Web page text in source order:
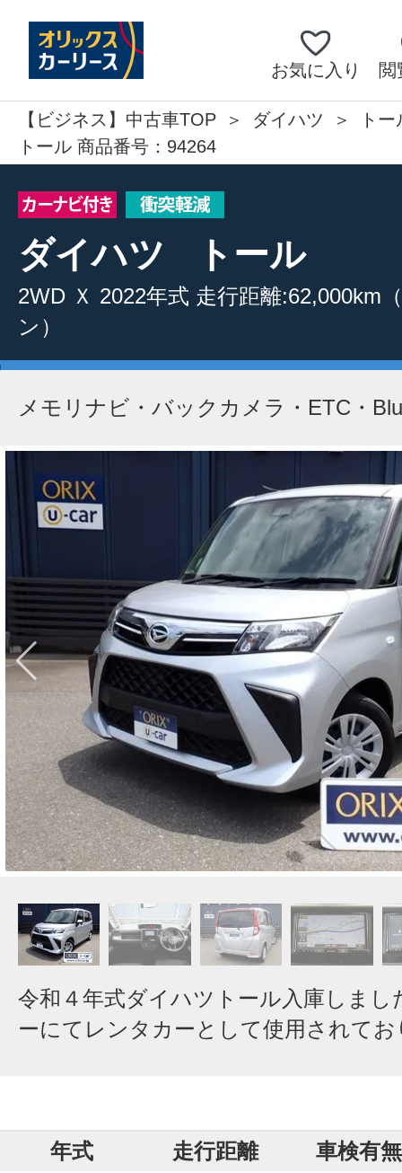
お気に入り 閲
【ビジネス】中古車TOP ダイハツ
トー
トール 商品番号：94264
ダイハツ トール
2WD Ｘ 2022年式 走行距離:62,000km
ン）
メモリナビ・バックカメラ・ETC・
令和４年式ダイハツトール入庫しまし
ーにてレンタカーとして使用されて
年式 走行距離
車検有無